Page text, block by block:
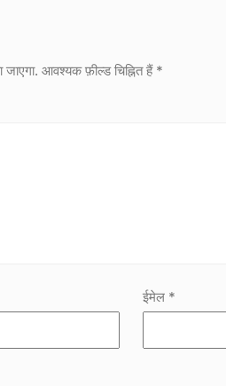
आवश्यक फ़ील्ड चिह्नित हैं *
ईमेल *